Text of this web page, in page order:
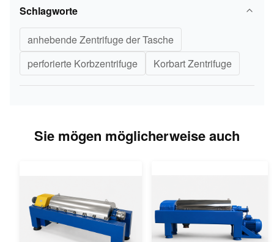
Schlagworte
anhebende Zentrifuge der Tasche
perforierte Korbzentrifuge
Korbart Zentrifuge
Sie mögen möglicherweise auch